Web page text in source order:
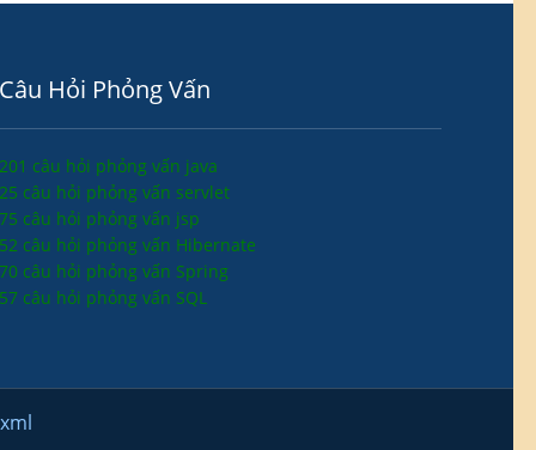
Hỏi Phỏng Vấn
câu hỏi phỏng vấn java
câu hỏi phỏng vấn servlet
câu hỏi phỏng vấn jsp
câu hỏi phỏng vấn Hibernate
câu hỏi phỏng vấn Spring
câu hỏi phỏng vấn SQL